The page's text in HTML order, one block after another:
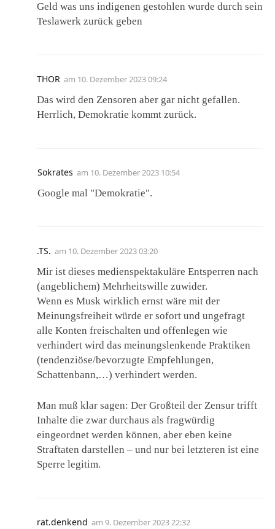
Geld was uns indigenen gestohlen wurde durch sein
Teslawerk zurück geben
THOR am 10. Dezember 2023 09:24
Das wird den Zensoren aber gar nicht gefallen.
Herrlich, Demokratie kommt zurück.
Sokrates am 10. Dezember 2023 10:54
Google mal "Demokratie".
.TS. am 10. Dezember 2023 03:20
Mir ist dieses medienspektakuläre Entsperren nach
(angeblichem) Mehrheitswille zuwider.
Wenn es Musk wirklich ernst wäre mit der
Meinungsfreiheit würde er sofort und ungefragt
alle Konten freischalten und offenlegen wie
verhindert wird das meinungslenkende Praktiken
(tendenziöse/bevorzugte Empfehlungen,
Schattenbann,…) verhindert werden.
Man muß klar sagen: Der Großteil der Zensur trifft
Inhalte die zwar durchaus als fragwürdig
eingeordnet werden können, aber eben keine
Straftaten darstellen – und nur bei letzteren ist eine
Sperre legitim.
rat.denkend am 9. Dezember 2023 22:32